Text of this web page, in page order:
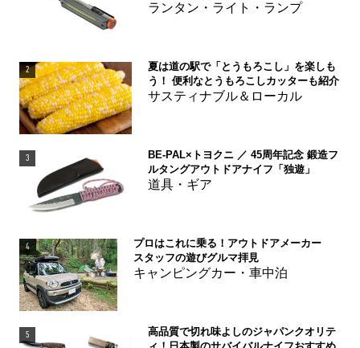
ランタン・ライト・ランプ
2
夏は道の駅で「とうもろこし」を楽しも
う！ 便利なとうもろこしカッターも紹介
サスティナブル＆ローカル
3
BE-PAL×トヨクニ ／ 45周年記念 鍛造フ
ルタングアウトドアナイフ「独遊」
道具・ギア
4
プロはこれに乗る！アウトドアメーカー
スタッフの遊びグルマ拝見
キャンピングカー・車中泊
5
高品質で切れ味よしのジャパンクオリテ